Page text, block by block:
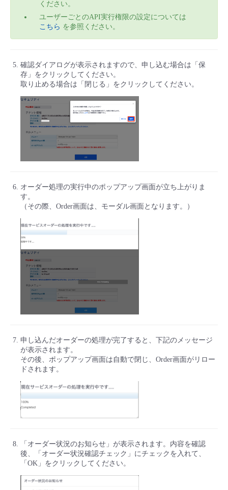
ください。
ユーザーごとのAPI実行権限の設定については
こちら を参照ください。
確認ダイアログが表示されますので、申し込む場合は「保
存」をクリックしてください。
取り止める場合は「閉じる」をクリックしてください。
オーダー処理の実行中のポップアップ画面が立ち上がりま
す。
（その際、Order画面は、モーダル画面となります。）
申し込んだオーダーの処理が完了すると、下記のメッセージ
が表示されます。
その後、ポップアップ画面は自動で閉じ、Order画面がリロー
ドされます。
「オーダー状況のお知らせ」が表示されます。内容を確認
後、「オーダー状況確認チェック」にチェックを入れて、
「OK」をクリックしてください。